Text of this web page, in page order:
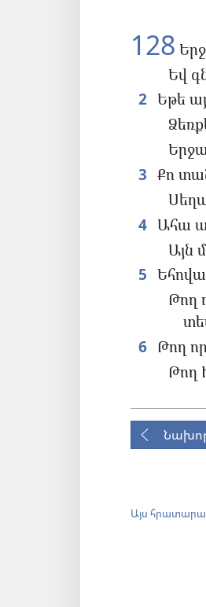
128
Եվ
2 Եթե
3 Քո
4 Ահա
Այն
5
Թող
6 Թող
Թող
Այս